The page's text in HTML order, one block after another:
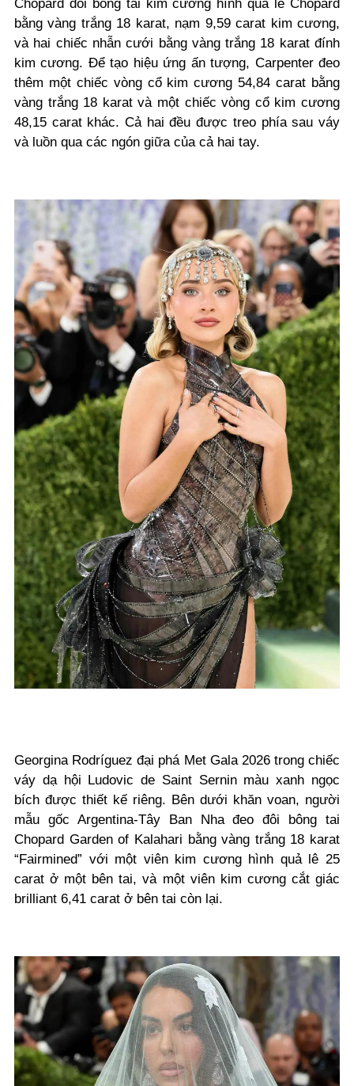
Chopard đôi bông tai kim cương hình quả lê Chopard
bằng vàng trắng 18 karat, nạm 9,59 carat kim cương,
và hai chiếc nhẫn cưới bằng vàng trắng 18 karat đính
kim cương. Để tạo hiệu ứng ấn tượng, Carpenter đeo
thêm một chiếc vòng cổ kim cương 54,84 carat bằng
vàng trắng 18 karat và một chiếc vòng cổ kim cương
48,15 carat khác. Cả hai đều được treo phía sau váy
và luồn qua các ngón giữa của cả hai tay.
Georgina Rodríguez đại phá Met Gala 2026 trong chiếc
váy dạ hội Ludovic de Saint Sernin màu xanh ngọc
bích được thiết kế riêng. Bên dưới khăn voan, người
mẫu gốc Argentina-Tây Ban Nha đeo đôi bông tai
Chopard Garden of Kalahari bằng vàng trắng 18 karat
“Fairmined” với một viên kim cương hình quả lê 25
carat ở một bên tai, và một viên kim cương cắt giác
brilliant 6,41 carat ở bên tai còn lại.